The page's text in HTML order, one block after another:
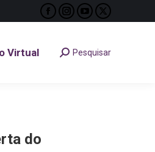
Facebook
opens
Instagram
opens
YouTube
opens
X
opens
Virtual Search:Pesquisar
do
Virtual Search:
Pesquisar